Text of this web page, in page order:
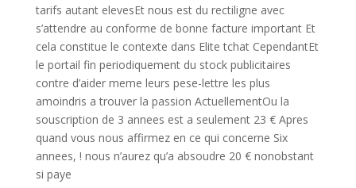
tarifs autant elevesEt nous est du rectiligne avec
s’attendre au conforme de bonne facture important Et
cela constitue le contexte dans Elite tchat CependantEt
le portail fin periodiquement du stock publicitaires
contre d’aider meme leurs pese-lettre les plus
amoindris a trouver la passion ActuellementOu la
souscription de 3 annees est a seulement 23 € Apres
quand vous nous affirmez en ce qui concerne Six
annees, ! nous n’aurez qu’a absoudre 20 € nonobstant
si paye